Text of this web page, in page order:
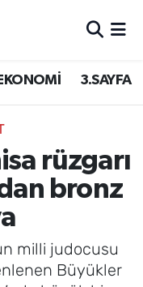
EKONOMİ 3.SAYFA
rüzgarı
bronz
milli judocusu
Büyükler
Fikstür